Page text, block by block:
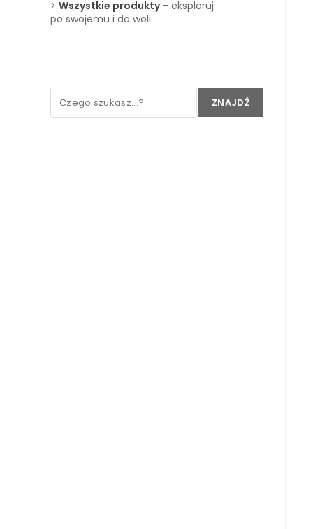
> Wszystkie produkty- eksploruj
po swojemu i do woli
ZNAJDŹ